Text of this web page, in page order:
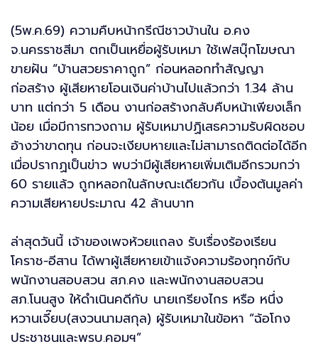
(5พ.ค.69) ความคืบหน้ากรีณีชาวบ้านใน อ.คง
จ.นครราชสีมา ตกเป็นเหยื่อผู้รับเหมา ใช้เฟสบุ๊กโฆษณา
ขายฝัน “บ้านสวยราคาถูก” ก่อนหลอกทำสัญญา
ก่อสร้าง ผู้เสียหายโอนเงินค่าบ้านไปแล้วกว่า 1.34 ล้าน
บาท แต่กว่า 5 เดือน งานก่อสร้างกลับคืบหน้าเพียงเล็ก
น้อย เมื่อมีการทวงถาม ผู้รับเหมาปฏิเสธความรับผิดชอบ
อ้างว่าขาดทุน ก่อนจะเงียบหายและไม่สามารถติดต่อได้อีก
เมื่อปรากฏเป็นข่าว พบว่ามีผู้เสียหายเพิ่มเติมอีกรวมกว่า
60 รายแล้ว ถูกหลอกในลักษณะเดียวกัน เบื้องต้นมูลค่า
ความเสียหายประมาณ 42 ล้านบาท
ล่าสุดวันนี้ เจ้าของเพจห้วยแถลง รับเรื่องร้องเรียน
โคราช-อีสาน ได้พาผู้เสียหายเข้าแจ้งความร้องทุกข์กับ
พนักงานสอบสวน สภ.คง และพนักงานสอบสวน
สภ.โนนสูง ให้ดำเนินคดีกับ นายเกรียงไกร หรือ หนึ่ง
หวานเจี๊ยบ(สงวนนามสกุล) ผู้รับเหมาในข้อหา “ฉ้อโกง
ประชาชนและพรบ.คอมฯ”